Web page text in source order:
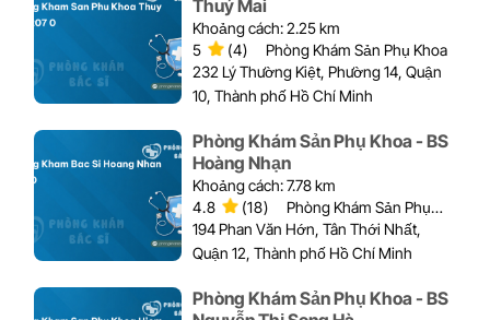
Thuý Mai
Khoảng cách: 2.25 km
5
(4)
Phòng Khám Sản Phụ Khoa
232 Lý Thường Kiệt, Phường 14, Quận
10, Thành phố Hồ Chí Minh
Phòng Khám Sản Phụ Khoa - BS
Hoàng Nhạn
Khoảng cách: 7.78 km
4.8
(18)
Phòng Khám Sản Phụ
Khoa
194 Phan Văn Hớn, Tân Thới Nhất,
Quận 12, Thành phố Hồ Chí Minh
Phòng Khám Sản Phụ Khoa - BS